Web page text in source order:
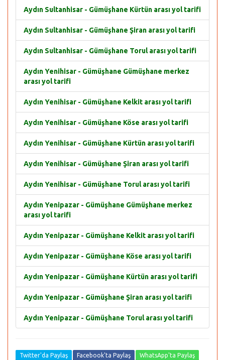
Aydın Sultanhisar - Gümüşhane Kürtün arası yol tarifi
Aydın Sultanhisar - Gümüşhane Şiran arası yol tarifi
Aydın Sultanhisar - Gümüşhane Torul arası yol tarifi
Aydın Yenihisar - Gümüşhane Gümüşhane merkez
arası yol tarifi
Aydın Yenihisar - Gümüşhane Kelkit arası yol tarifi
Aydın Yenihisar - Gümüşhane Köse arası yol tarifi
Aydın Yenihisar - Gümüşhane Kürtün arası yol tarifi
Aydın Yenihisar - Gümüşhane Şiran arası yol tarifi
Aydın Yenihisar - Gümüşhane Torul arası yol tarifi
Aydın Yenipazar - Gümüşhane Gümüşhane merkez
arası yol tarifi
Aydın Yenipazar - Gümüşhane Kelkit arası yol tarifi
Aydın Yenipazar - Gümüşhane Köse arası yol tarifi
Aydın Yenipazar - Gümüşhane Kürtün arası yol tarifi
Aydın Yenipazar - Gümüşhane Şiran arası yol tarifi
Aydın Yenipazar - Gümüşhane Torul arası yol tarifi
Twitter'da Paylaş Facebook'ta Paylaş
WhatsApp'ta Paylaş